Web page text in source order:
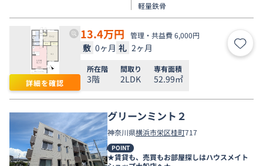
軽量鉄骨
詳細を確認
13.4万円 管理・共益費 6,000円
敷 0ヶ月 礼 2ヶ月 お気
所在階
3階
間取り
2LDK
専有面積
52.99㎡
グリーンミント２
神奈川県横浜市栄区桂町717
POINT
★賃貸も、売買もお部屋探しはハウスメイト